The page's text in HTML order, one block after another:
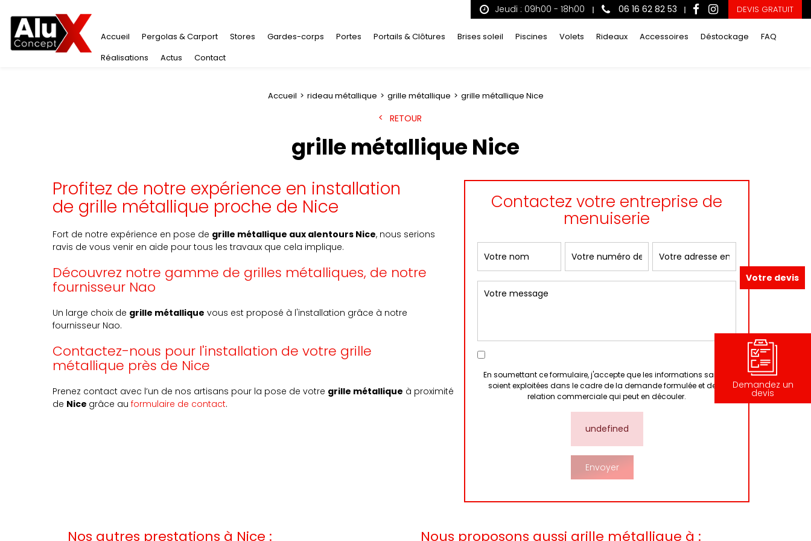
Jeudi : 09h00 - 18h00 06 16 62 82 53 DEVIS GRATUIT
Accueil Pergolas & Carport Stores Gardes-corps Portes Portails & Clôtures Brises soleil Piscines Volets Rideaux Accessoires Déstockage
FAQ
Réalisations
Actus Contact
Accueil rideau métallique grille métallique grille métallique Nice
RETOUR
grille métallique Nice
Profitez de notre expérience en installation
de grille métallique proche de Nice
Fort de notre expérience en pose de grille métallique aux alentours Nice, nous serions
ravis de vous venir en aide pour tous les travaux que cela implique.
Découvrez notre gamme de grilles métalliques, de notre
fournisseur Nao
Un large choix de grille métallique vous est proposé à l'installation grâce à notre
fournisseur Nao.
Contactez-nous pour l'installation de votre grille
métallique près de Nice
Prenez contact avec l’un de nos artisans pour la pose de votre grille métallique à proximité
de Nice grâce au formulaire de contact.
Contactez votre entreprise de
menuiserie
En soumettant ce formulaire, j'accepte que les informations saisies
soient exploitées dans le cadre de la demande formulée et de la
relation commerciale qui peut en découler.
undefined
Nos autres prestations à Nice : Nous proposons aussi grille métallique à :
Votre devis
Demandez un
devis